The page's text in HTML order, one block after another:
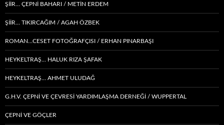
ŞİİR… ÇEPNI BAHARI / METİN ERDEM
ŞIIR… TIKIRCAĞIM / AGAH ÖZBEK
ROMAN…CESET FOTOĞRAFÇISI / ERHAN PINARBAŞI
HEYKELTRAŞ… HALUK RIZA ŞAFAK
HEYKELTRAŞ… AHMET ULUDAĞ
G.H.V. ÇEPNİ VE ÇEVRESİ YARDIMLAŞMA DERNEĞİ / WUPPERTAL
ÇEPNI VE GÖÇLER